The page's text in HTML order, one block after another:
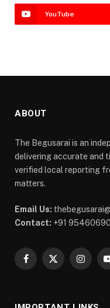
YouTube
ABOUT
The Begusarai is an
delivering accurate and
verified local reporting
matters.
Email Us:
Contact: +91
Facebook
X